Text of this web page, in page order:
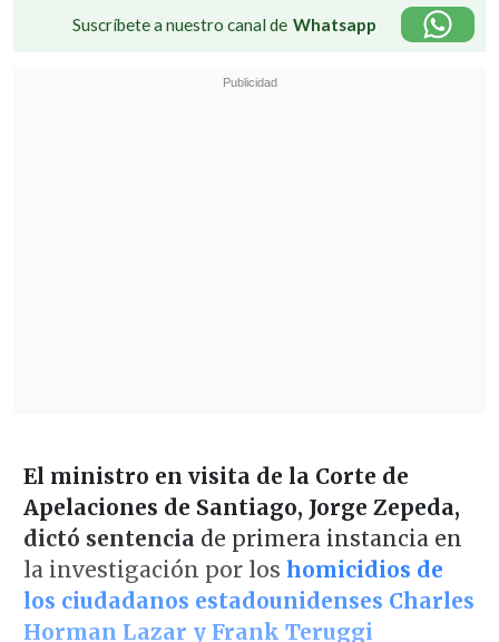
Suscríbete a nuestro canal de Whatsapp
El ministro en visita de la Corte de
Apelaciones de Santiago, Jorge Zepeda,
dictó sentencia de primera instancia en
la investigación por los homicidios de
los ciudadanos estadounidenses Charles
Horman Lazar y Frank Teruggi